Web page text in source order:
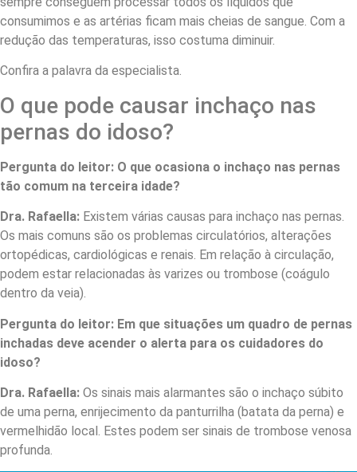
consumimos e as artérias ficam mais cheias de sangue. Com a
redução das temperaturas, isso costuma diminuir.
Confira a palavra da especialista.
O que pode causar inchaço nas
pernas do idoso?
Pergunta do leitor: O que ocasiona o inchaço nas pernas
tão comum na terceira idade?
Dra. Rafaella: Existem várias causas para inchaço nas pernas.
Os mais comuns são os problemas circulatórios, alterações
ortopédicas, cardiológicas e renais. Em relação à circulação,
podem estar relacionadas às varizes ou trombose (coágulo
dentro da veia).
Pergunta do leitor: Em que situações um quadro de pernas
inchadas deve acender o alerta para os cuidadores do
idoso?
Dra. Rafaella: Os sinais mais alarmantes são o inchaço súbito
de uma perna, enrijecimento da panturrilha (batata da perna) e
vermelhidão local. Estes podem ser sinais de trombose venosa
profunda.